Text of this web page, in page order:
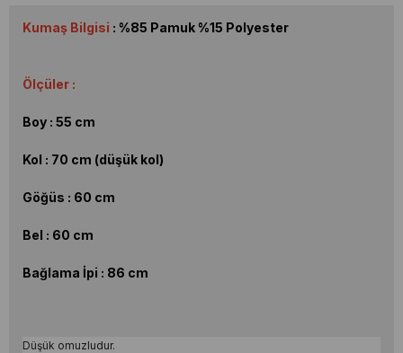
Kumaş Bilgisi : %85 Pamuk %15 Polyester
Ölçüler :
Boy : 55 cm
Kol : 70 cm (düşük kol)
Göğüs : 60 cm
Bel : 60 cm
Bağlama İpi : 86 cm
Düşük omuzludur.